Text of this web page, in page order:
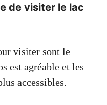
de visiter le lac
visiter sont le
est agréable et les
accessibles.